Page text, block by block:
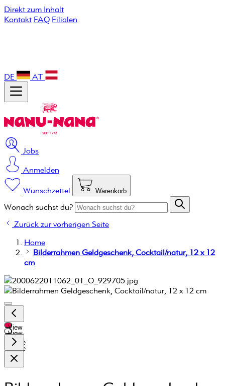
Direkt zum Inhalt
Kontakt FAQ Filialen
DE AT
Jobs
Anmelden
Wunschzettel Warenkorb
Wonach suchst du?
Zurück zur vorherigen Seite
Home
Bilderrahmen Geldgeschenk, Cocktail/natur, 12 x 12
cm
View
larger
image
View
larger
image